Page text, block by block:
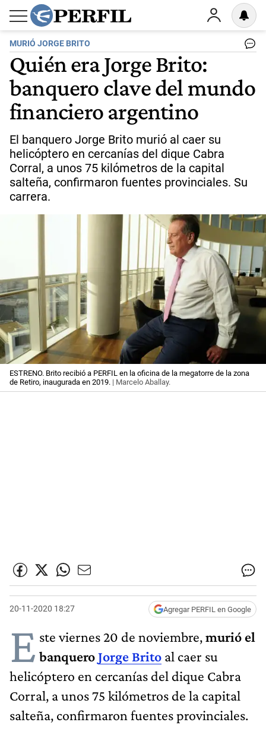
MURIÓ JORGE BRITO
Quién era Jorge Brito:
banquero clave del mundo
financiero argentino
El banquero Jorge Brito murió al caer su
helicóptero en cercanías del dique Cabra
Corral, a unos 75 kilómetros de la capital
salteña, confirmaron fuentes provinciales. Su
carrera.
ESTRENO. Brito recibió a PERFIL en la oficina de la megatorre de la zona
de Retiro, inaugurada en 2019. | Marcelo Aballay.
20-11-2020 18:27 Agregar PERFIL en Google
E ste viernes 20 de noviembre,murió el
banqueroJorge Brito al caer su
helicóptero en cercanías del dique Cabra
Corral, a unos 75 kilómetros de la capital
salteña, confirmaron fuentes provinciales.